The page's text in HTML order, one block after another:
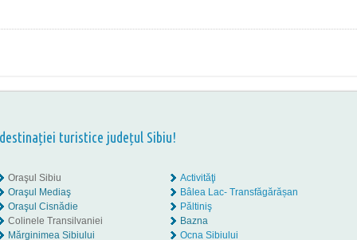
turistice județul Sibiu!
Oraşul Sibiu
Oraşul Mediaş
Oraşul Cisnădie
Colinele Transilvaniei
Mărginimea Sibiului
Activităţi
Bâlea Lac- Transfăgărășan
Păltiniş
Bazna
Ocna Sibiului